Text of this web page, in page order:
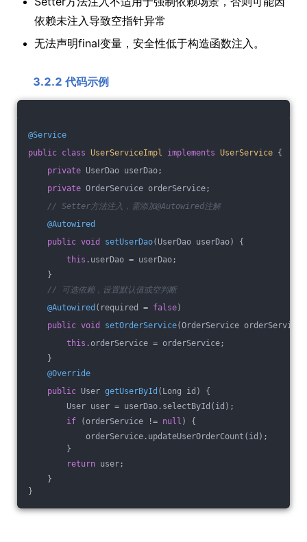
依赖未注入导致空指针异常
无法声明final变量，安全性低于构造函数注入。
3.2.2 代码示例
@Service
public class UserServiceImpl implements UserService {
private UserDao userDao;
private OrderService orderService;
// Setter方法注入，需添加@Autowired注解
@Autowired
public void setUserDao(UserDao userDao)
{
this .userDao = userDao;
}
// 可选依赖，设置默认值或空判断
@Autowired (required = false)
public void setOrderService(OrderService orderService)
this .orderService = orderService;
}
@Override
public User getUserById (Long id)
{
User user = userDao.selectById(id);
if (orderService != null ) {
orderService.updateUserOrderCount(id);
}
return user;
}
}